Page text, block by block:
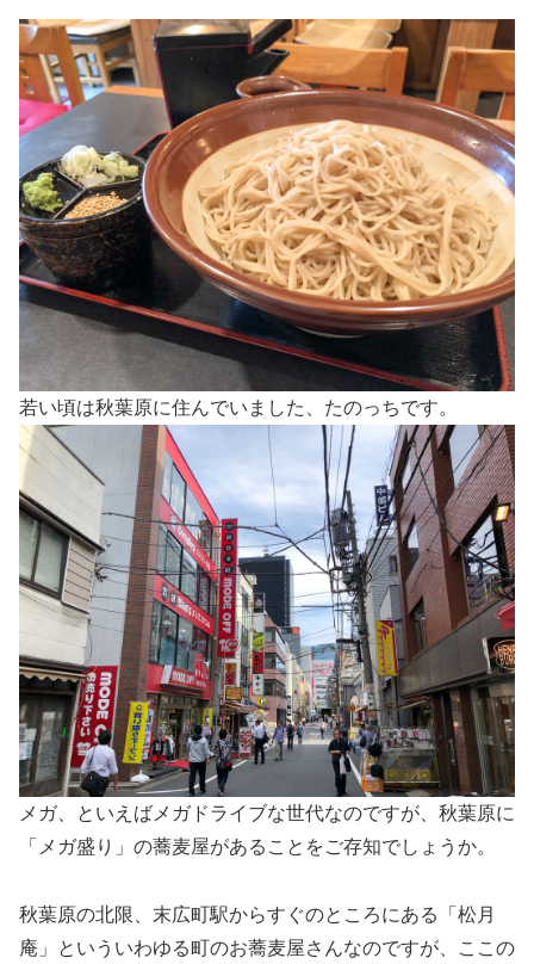
若い頃は秋葉原に住んでいました、たのっちです。
メガ、といえばメガドライブな世代なのですが、秋葉原に
「メガ盛り」の蕎麦屋があることをご存知でしょうか。
秋葉原の北限、末広町駅からすぐのところにある「松月
庵」といういわゆる町のお蕎麦屋さんなのですが、ここの